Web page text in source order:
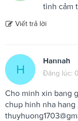
tình cảm
Viết trả lời
H
Hannah
Đăng lúc:
Cho minh xin bang
chup hinh nha hang